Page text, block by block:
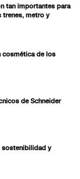
tan importantes para
trenes, metro y
de los
de Schneider
sostenibilidad y